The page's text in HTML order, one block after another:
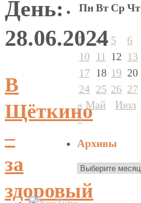
День:
28.06.2024
В
Щёткино
–
за
здоровый
Пн Вт Ср Чт
3
4 5 6
10 11 12 13
17 18 19 20
24 25 26 27
« Май
Июл
»
Архивы
Архивы